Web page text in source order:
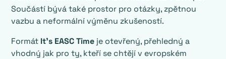
Součástí bývá také prostor pro otázky, zpětnou
vazbu a neformální výměnu zkušeností.
Formát It’s EASC Time je otevřený, přehledný a
vhodný jak pro ty, kteří se chtějí v evropském